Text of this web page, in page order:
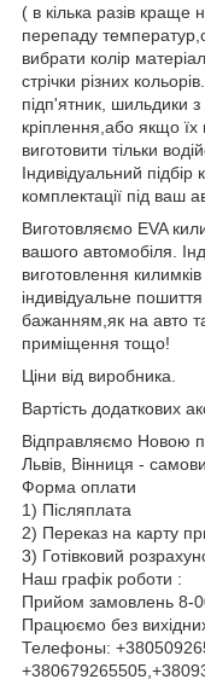
( в кілька разів краще
перепаду
вибрати колір
стрічки різних
підп'ятник, шильдики
кріплення,або якщо
виготовити тільки
Індивідуальний підбір
комплектації під ваш
Виготовляємо EVA
вашого автомобіля.
виготовлення
індивідуальне
бажанням,як на авто
приміщення тощо!
Ціни від виробника.
Вартість додаткових
Відправляємо Новою
Львів, Вінниця -
Форма оплати
1) Післяплата
2) Переказ на карту
3) Готівковий
Наш графік роботи :
Прийом замовлень 8-
Працюємо без
Телефоны: